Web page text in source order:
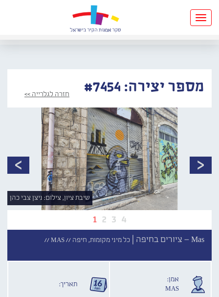
Toggle
navigation
מספר יצירה: #7454 חזרה לגלרייה >>
1 2 3 4
שיבת ציון, צילום: ניצן צבי כהן
Mas – ציורים בחיפה | כל מיני מקומות, חיפה //MAS //
אמן:
MAS
תאריך: